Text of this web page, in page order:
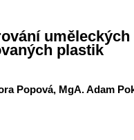
plastik
Popová, MgA. Adam